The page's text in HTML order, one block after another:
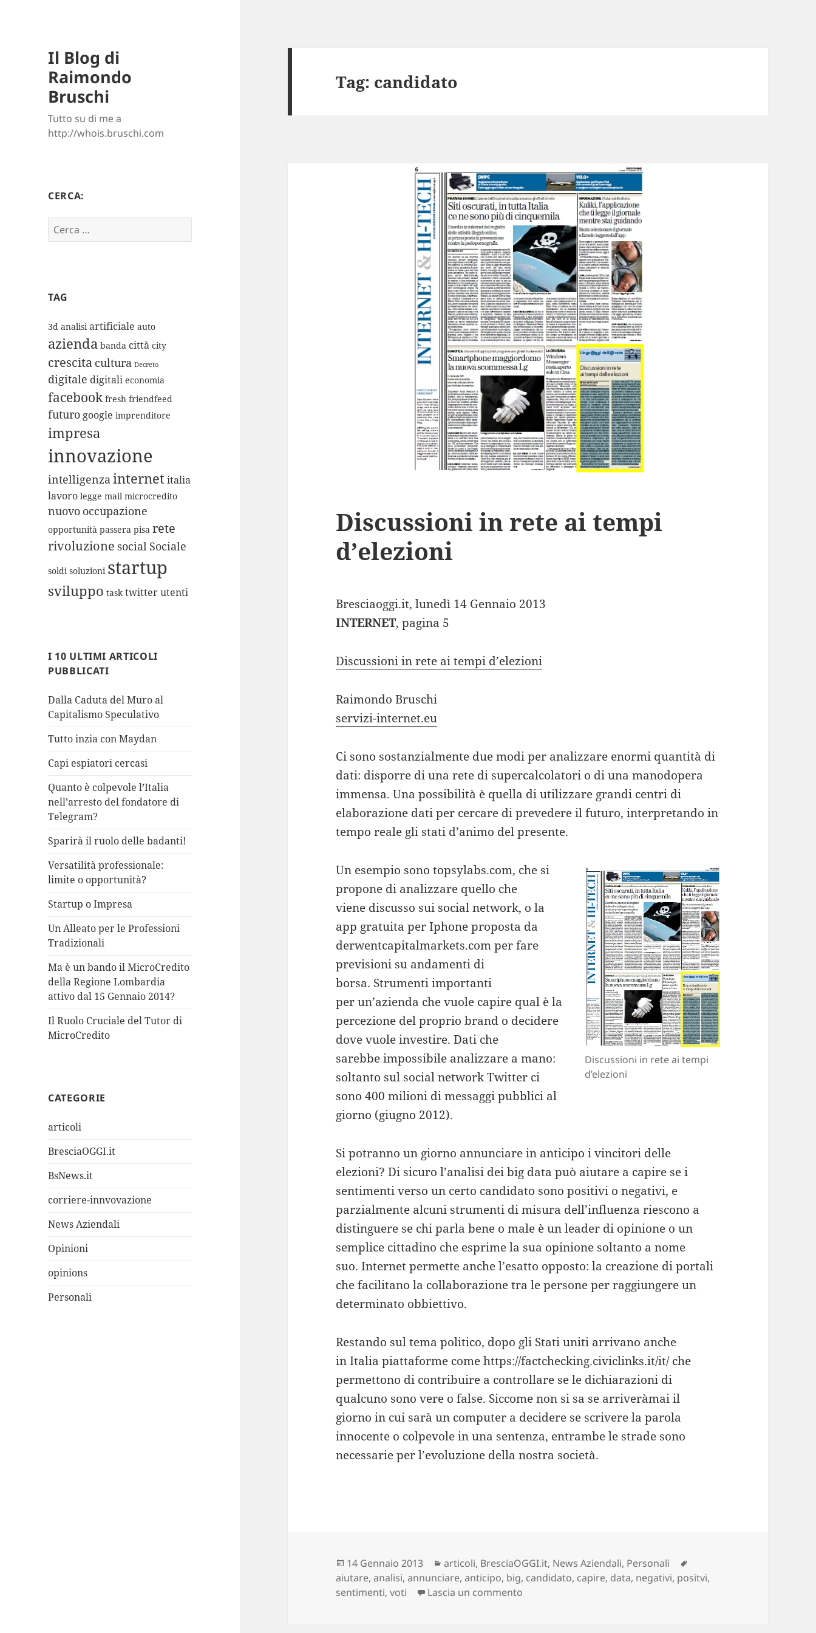
Il Blog di
Raimondo
Bruschi
Tutto su di me a
http://whois.bruschi.com
CERCA:
Ricerca
per:
TAG
3d analisi artificiale auto
azienda banda città city
crescita cultura Decreto
digitale digitali economia
facebook fresh friendfeed
futuro google imprenditore
impresa
innovazione
intelligenzainternetitalia
lavoro legge mail microcredito
nuovo occupazione
opportunità passera pisa rete
rivoluzione social Sociale
soldi soluzioni startup
sviluppo task twitterutenti
I 10 ULTIMI ARTICOLI
PUBBLICATI
Dalla Caduta del Muro al
Capitalismo Speculativo
Tutto inzia con Maydan
Capi espiatori cercasi
Quanto è colpevole l’Italia
nell’arresto del fondatore di
Telegram?
Sparirà il ruolo delle badanti!
Versatilità professionale:
limite o opportunità?
Startup o Impresa
Un Alleato per le Professioni
Tradizionali
Ma è un bando il MicroCredito
della Regione Lombardia
attivo dal 15 Gennaio 2014?
Il Ruolo Cruciale del Tutor di
MicroCredito
CATEGORIE
articoli
BresciaOGGI.it
BsNews.it
corriere-innvovazione
News Aziendali
Opinioni
opinions
Personali
Tag: candidato
Discussioni in rete ai tempi
d’elezioni
Bresciaoggi.it, lunedì 14 Gennaio 2013
INTERNET, pagina 5
Discussioni in rete ai tempi d’elezioni
Raimondo Bruschi
servizi-internet.eu
Ci sono sostanzialmente due modi per analizzare enormi quantità di
dati: disporre di una rete di supercalcolatori o di una manodopera
immensa. Una possibilità è quella di utilizzare grandi centri di
elaborazione dati per cercare di prevedere il futuro, interpretando in
tempo reale gli stati d’animo del presente.
Discussioni in rete ai tempi
d’elezioni
Un esempio sono topsylabs.com, che si
propone di analizzare quello che
viene discusso sui social network, o la
app gratuita per Iphone proposta da
derwentcapitalmarkets.com per fare
previsioni su andamenti di
borsa. Strumenti importanti
per un’azienda che vuole capire qual è la
percezione del proprio brand o decidere
dove vuole investire. Dati che
sarebbe impossibile analizzare a mano:
soltanto sul social network Twitter ci
sono 400 milioni di messaggi pubblici al
giorno (giugno 2012).
Si potranno un giorno annunciare in anticipo i vincitori delle
elezioni? Di sicuro l’analisi dei big data può aiutare a capire se i
sentimenti verso un certo candidato sono positivi o negativi, e
parzialmente alcuni strumenti di misura dell’influenza riescono a
distinguere se chi parla bene o male è un leader di opinione o un
semplice cittadino che esprime la sua opinione soltanto a nome
suo. Internet permette anche l’esatto opposto: la creazione di portali
che facilitano la collaborazione tra le persone per raggiungere un
determinato obbiettivo.
Restando sul tema politico, dopo gli Stati uniti arrivano anche
in Italia piattaforme come https://factchecking.civiclinks.it/it/ che
permettono di contribuire a controllare se le dichiarazioni di
qualcuno sono vere o false. Siccome non si sa se arriveràmai il
giorno in cui sarà un computer a decidere se scrivere la parola
innocente o colpevole in una sentenza, entrambe le strade sono
necessarie per l’evoluzione della nostra società.
Scritto
il
14 Gennaio 2013 Categorie
articoli, BresciaOGGI.it, News Aziendali, Personali
aiutare,analisi,annunciare,anticipo, big, candidato, capire, data, negativi, positvi,
sentimenti,voti Lascia un commento